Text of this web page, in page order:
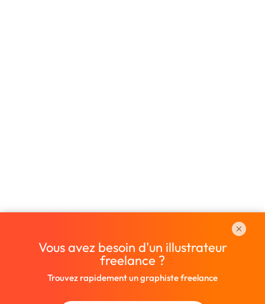
Vous avez besoin d'un illustrateur
freelance ?
Trouvez rapidement un graphiste freelance